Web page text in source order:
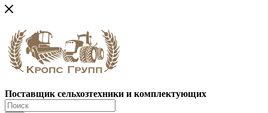
Поставщик сельхозтехники и комплектующих